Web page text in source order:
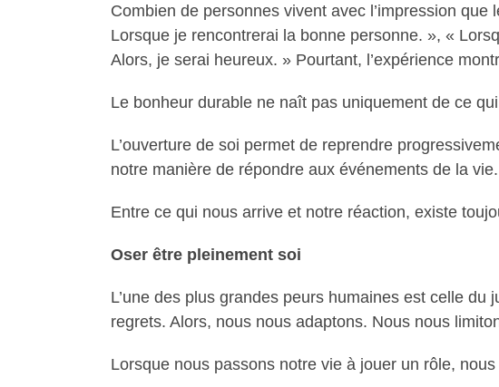
Combien de personnes vivent avec l’impression
Lorsque je rencontrerai la bonne personne. », «
Alors, je serai heureux. » Pourtant, l’expérience
Le bonheur durable ne naît pas uniquement de ce
L’ouverture de soi permet de reprendre
notre manière de répondre aux événements de la vie.
Entre ce qui nous arrive et notre réaction, existe
Oser être pleinement soi
L’une des plus grandes peurs humaines est celle
regrets. Alors, nous nous adaptons. Nous nous
Lorsque nous passons notre vie à jouer un rôle,